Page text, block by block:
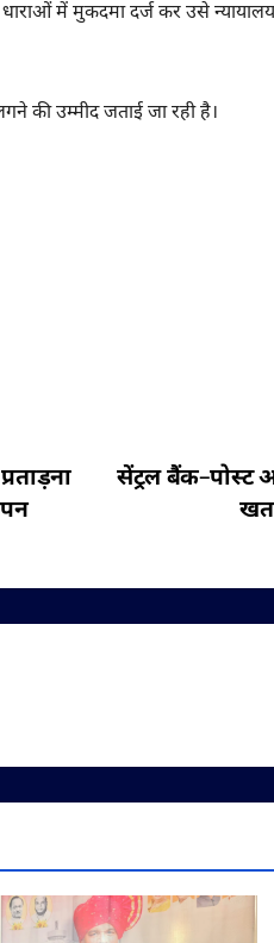
में मुकदमा दर्ज कर उसे
की उम्मीद जताई जा रही है।
सेंट्रल बैंक–पोस्ट